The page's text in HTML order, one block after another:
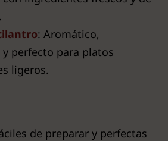
: Aromático,
perfecto para platos
ligeros.
de preparar y perfectas